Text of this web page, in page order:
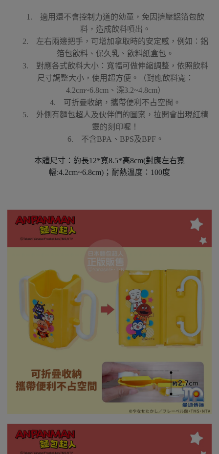
1. 適用還不會控制力道的幼童，免因擠壓鋁箔包飲
料，造成飲料噴出。
2. 左右兩邊把手，可增加拿取時的安定感，例如：鋁
箔包飲料、保久乳、飲料紙盒包。
3. 對應各式飲料大小：寬幅可做伸縮調整，依照飲料
尺寸調整大小，使用超方便。（對應飲料寬：
4.2cm~6.8cm、深3.2~4.8cm）
4. 可折疊收納，攜帶便利不占空間。
5. 外側有麵包超人及伙伴們的圖案，拉開會出現紅精
靈的刻印喔！
6. 不含BPA、BPS及BPF。
本體尺寸：約長12*寬8.5*高8cm(對應左右寬
幅:4.2cm~6.8cm)；耐熱溫度：100度